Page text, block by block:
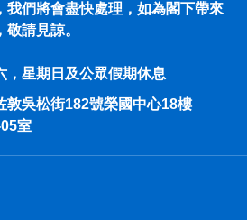
我們將會盡快處理，如為閣下帶來
敬請見諒。
，星期日及公眾假期休息
敦吳松街182號榮國中心18樓
室